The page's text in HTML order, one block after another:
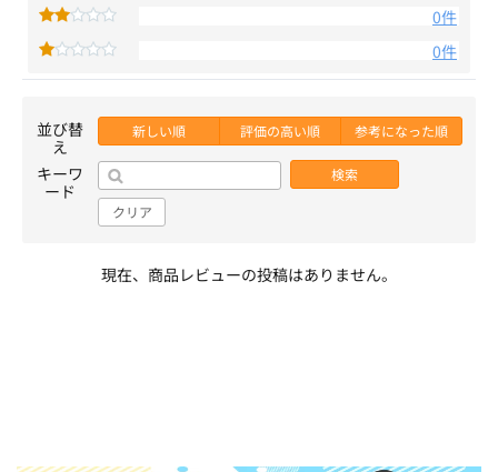
0件
0件
並び替
え
新しい順 評価の高い順 参考になった順
キーワ
ード
検索
クリア
現在、商品レビューの投稿はありません。